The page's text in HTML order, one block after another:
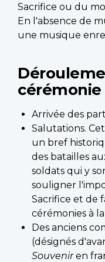
Sacrifice ou du
En l'absence de
une musique
cérémonie
Arrivée des
Salutations.
un bref
des batailles
soldats qui y
souligner
Sacrifice et de
cérémonies à
Des anciens
(désignés
Souveniren